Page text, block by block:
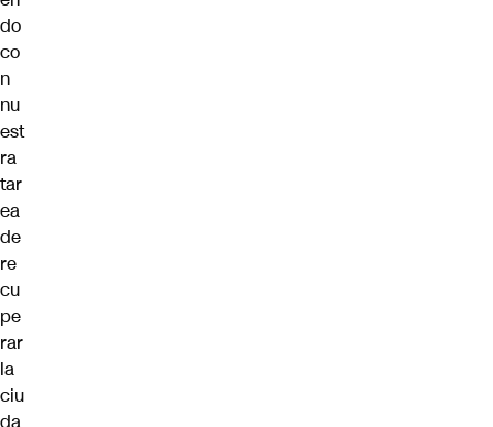
do
co
n
nu
est
ra
tar
ea
de
re
cu
pe
rar
la
ciu
da